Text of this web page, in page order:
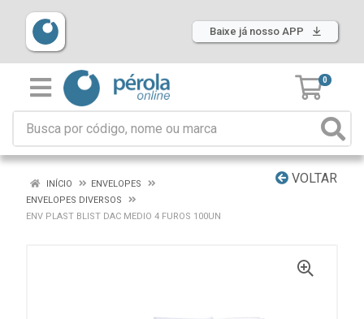
Baixe já nosso APP
0
VOLTAR
INÍCIO
ENVELOPES
ENVELOPES DIVERSOS
ENV PLAST BLIST DAC MEDIO 4 FUROS 100UN